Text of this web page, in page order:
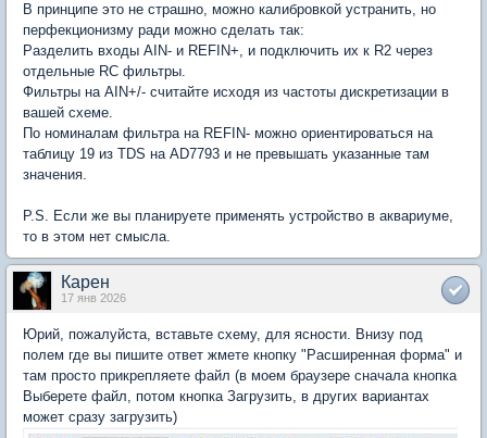
В принципе это не страшно, можно калибровкой устранить, но
перфекционизму ради можно сделать так:
Разделить входы AIN- и REFIN+, и подключить их к R2 через
отдельные RC фильтры.
Фильтры на AIN+/- считайте исходя из частоты дискретизации в
вашей схеме.
По номиналам фильтра на REFIN- можно ориентироваться на
таблицу 19 из TDS на AD7793 и не превышать указанные там
значения.
P.S. Если же вы планируете применять устройство в аквариуме,
то в этом нет смысла.
Карен
17 янв 2026
Юрий, пожалуйста, вставьте схему, для ясности. Внизу под
полем где вы пишите ответ жмете кнопку "Расширенная форма" и
там просто прикрепляете файл (в моем браузере сначала кнопка
Выберете файл, потом кнопка Загрузить, в других вариантах
может сразу загрузить)